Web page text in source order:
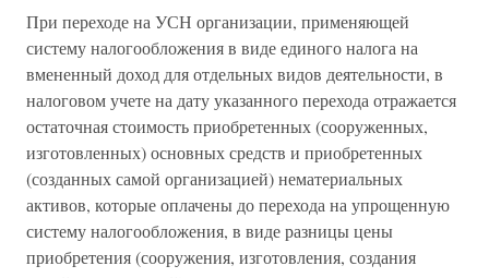
При переходе на УСН организации, применяющей
систему налогообложения в виде единого налога на
вмененный доход для отдельных видов деятельности, в
налоговом учете на дату указанного перехода отражается
остаточная стоимость приобретенных (сооруженных,
изготовленных) основных средств и приобретенных
(созданных самой организацией) нематериальных
активов, которые оплачены до перехода на упрощенную
систему налогообложения, в виде разницы цены
приобретения (сооружения, изготовления, создания